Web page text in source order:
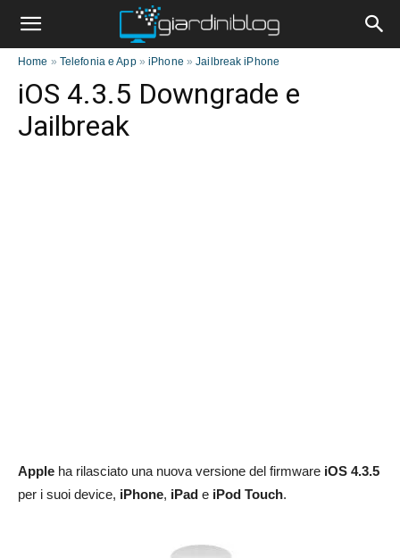
Home » Telefonia e App»iPhone »Jailbreak iPhone
iOS 4.3.5 Downgrade e
Jailbreak
Apple ha rilasciato una nuova versione del firmware iOS 4.3.5
per i suoi device, iPhone, iPad e iPod Touch.